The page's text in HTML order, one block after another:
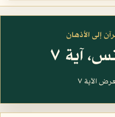
إلى الأذهان
آية ٧
الآية ٧